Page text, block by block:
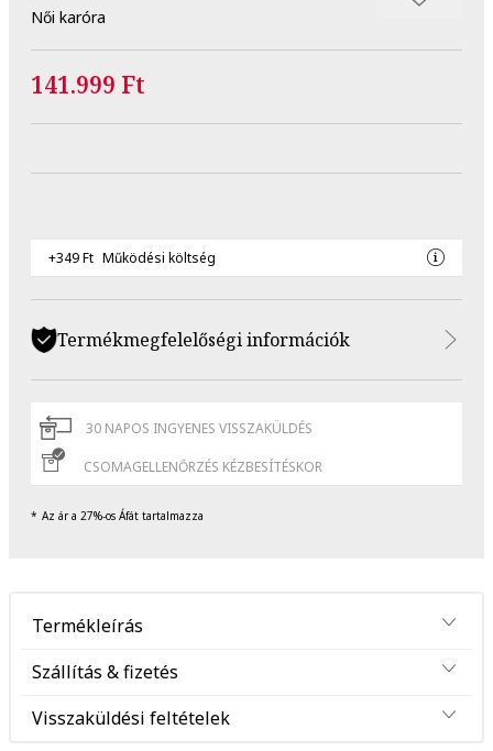
Női karóra
141.999 Ft
+349 Ft Működési költség
Termékmegfelelőségi információk
30 NAPOS INGYENES VISSZAKÜLDÉS
CSOMAGELLENŐRZÉS KÉZBESÍTÉSKOR
Az ár a 27%-os Áfát tartalmazza
Termékleírás
Szállítás & fizetés
Visszaküldési feltételek